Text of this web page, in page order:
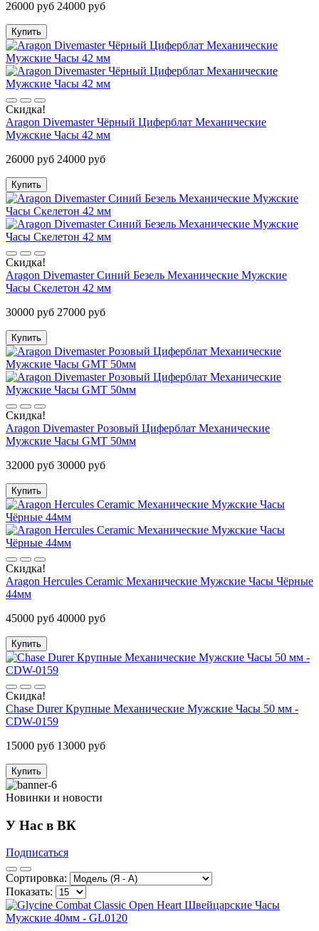
26000 руб 24000 руб
Купить
Скидка!
Aragon Divemaster Чёрный Циферблат Механические
Мужские Часы 42 мм
26000 руб 24000 руб
Купить
Скидка!
Aragon Divemaster Синий Безель Механические Мужские
Часы Скелетон 42 мм
30000 руб 27000 руб
Купить
Скидка!
Aragon Divemaster Розовый Циферблат Механические
Мужские Часы GMT 50мм
32000 руб 30000 руб
Купить
Скидка!
Aragon Hercules Ceramic Механические Мужские Часы Чёрные
44мм
45000 руб 40000 руб
Купить
Скидка!
Chase Durer Крупные Механические Мужские Часы 50 мм -
CDW-0159
15000 руб 13000 руб
Купить
Новинки и новости
У Нас в ВК
Подписаться
Сортировка:
Показать: